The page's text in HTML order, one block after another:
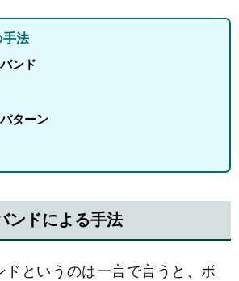
手法
ンド
ターン
ンドによる手法
ドというのは一言で言うと、ボ